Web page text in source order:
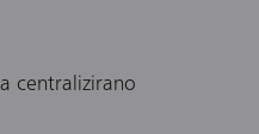
centralizirano